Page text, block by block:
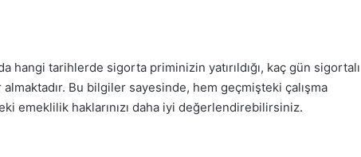
hangi tarihlerde sigorta priminizin yatırıldığı, kaç gün sigortalı
almaktadır. Bu bilgiler sayesinde, hem geçmişteki çalışma
emeklilik haklarınızı daha iyi değerlendirebilirsiniz.